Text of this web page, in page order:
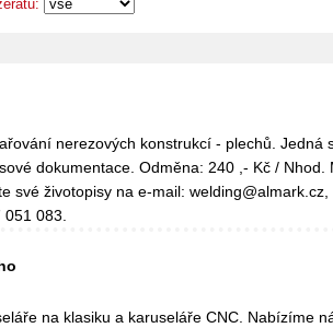
nerezových konstrukcí - plechů. Jedná
dokumentace. Odměna: 240 ,- Kč / Nhod.
své životopisy na e-mail:
083.
na klasiku a karuseláře CNC. Nabízíme